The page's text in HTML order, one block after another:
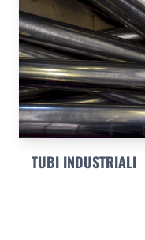
TUBI INDUSTRIALI